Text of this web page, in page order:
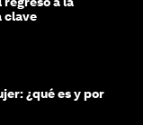
clave
¿qué es y por